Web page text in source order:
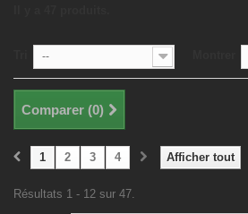
--
Comparer (0)
Afficher tout
1 2 3 4
Résultats 1 - 12 sur 47.